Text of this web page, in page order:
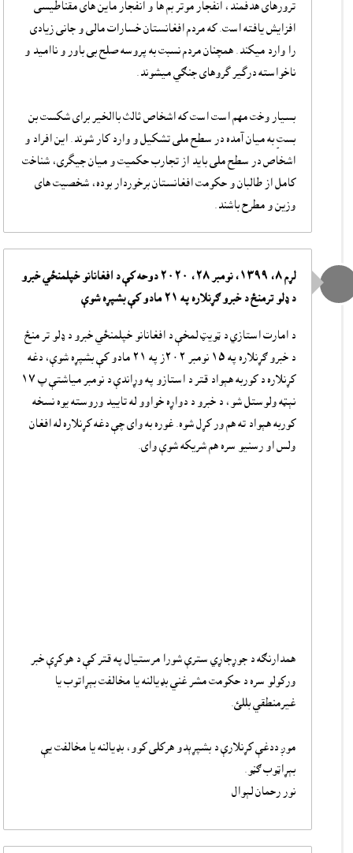
ترورهای هدفمند، انفجار موتر بم ها و انفجار ماین های مقناطیسی
افزایش یافته است. که مردم افغانستان خسارات مالی و جانی زیادی
را وارد ميکند. همچنان مردم نسبت به پروسه صلح بی باور و ناامید و
ناخواسته درگير گروهاى جنګي میشوند.
بسيار وخت مهم است است که اشخاص ثالث باالخیر برای شکست بن
بستِ به میان آمده در سطح ملی تشکیل و وارد کار شوند. این افراد و
اشخاص در سطح ملی باید از تجارب حکمیت و میان جیگری، شناخت
کامل از طالبان و حکومت افغانستان برخوردار بوده، شخصیت های
وزین و مطرح باشند.
لړم ٨، ١٣٩٩، نومبر ٢٨، ٢٠٢٠ دوحه کې د افغانانو خپلمنځي خبرو
د ډلو ترمنځ د خبرو ګړنلاره په ٢١ مادو کې بشپړه شوې
د امارت استازي د ټويټ لمخې د افغانانو خپلمنځي خبرو د ډلو تر منځ
د خبرو ګړنلاره په ١٥ نومبر ٢٠٢ز په ٢١ مادو کې بشپړه شوې، دغه
کړنلاره د کوربه هېواد قتر د استازو په وړاندې د نومبر مياشتې پ ١٧
نېټه ولوستل شو، د خبرو د دواړه خواوو له تاييد وروسته يوه نسخه
کوربه هېواد ته هم ور کړل شوه. غوره به واى چې دغه کړنلاره له افغان
ولس او رسنيو سره هم شريکه شوې واى.
همدارنګه د جوړجاړي سترې شورا مرستيال په قتر کې د هوکړې خبر
ورکولو سره د حکومت مشر غني بډيالنه يا مخالفت بېړاتوب يا
غيرمنطقي بللئ.
موږ ددغې کړنلارې د بشپړېدو هرکلى کوو، بډيالنه يا مخالفت يې
بېړاټوب ګڼو.
نور رحمان لېوال